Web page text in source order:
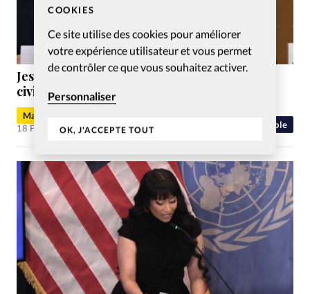
COOKIES
Ce site utilise des cookies pour améliorer
votre expérience utilisateur et vous permet
de contrôler ce que vous souhaitez activer.
Personnaliser
OK, J'ACCEPTE TOUT People
Jesse Jackson, pasteur et figure des droits
civiques, est décédé à 84 ans
Maude Burkhalter
18 Fév 2026